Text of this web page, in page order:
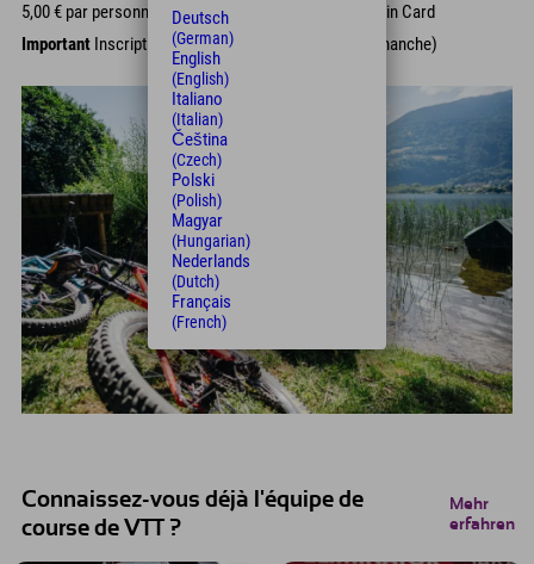
5,00 € par personne (vélo inclus) avec la Sonnenschein Card
Important Inscription avant 17h00 la veille (midi le dimanche)
Connaissez-vous déjà l'équipe de
course de VTT ?
Mehr
erfahren
Deutsch
(German)
English
(English)
Italiano
(Italian)
Čeština
(Czech)
Polski
(Polish)
Magyar
(Hungarian)
Nederlands
(Dutch)
Français
(French)